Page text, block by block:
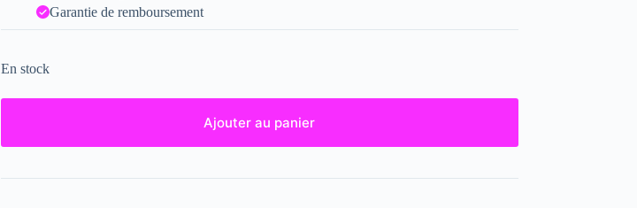
Garantie de remboursement
En stock
Ajouter au panier